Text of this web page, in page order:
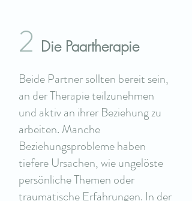
2 Die Paartherapie
Beide Partner sollten bereit sein,
an der Therapie teilzunehmen
und aktiv an ihrer Beziehung zu
arbeiten. Manche
Beziehungsprobleme haben
tiefere Ursachen, wie ungelöste
persönliche Themen oder
traumatische Erfahrungen. In der